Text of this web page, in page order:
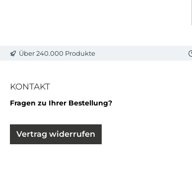
Über 240.000 Produkte
KONTAKT
Fragen zu Ihrer Bestellung?
Vertrag widerrufen